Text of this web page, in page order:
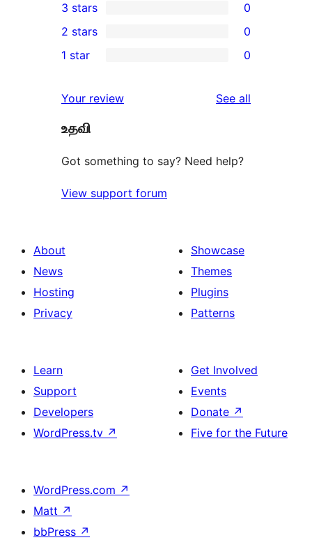
star
reviews
4-
star
review
0
3-
star
3 stars 0
2-
reviews
2 stars 0
star
reviews
1 star 0
Your review See all
உதவி
Got something to say? Need help?
View support forum
About
News
Hosting
Privacy
Showcase
Themes
Plugins
Patterns
Learn
Support
Developers
WordPress.tv ↗
Get Involved
Events
Donate ↗
Five for the Future
WordPress.com ↗
Matt ↗
bbPress ↗